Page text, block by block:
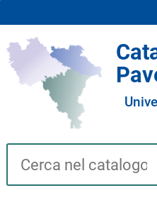
Cerca su "Catalogo"